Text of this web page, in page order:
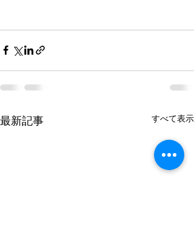
最新記事 すべて表示